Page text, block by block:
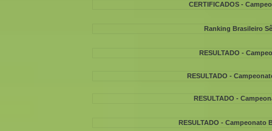
RESULTADO - Campeonato
RESULTADO -
RESULTADO -
RESULTADO -
Ranking Brasileiro
CERTIFICADOS -